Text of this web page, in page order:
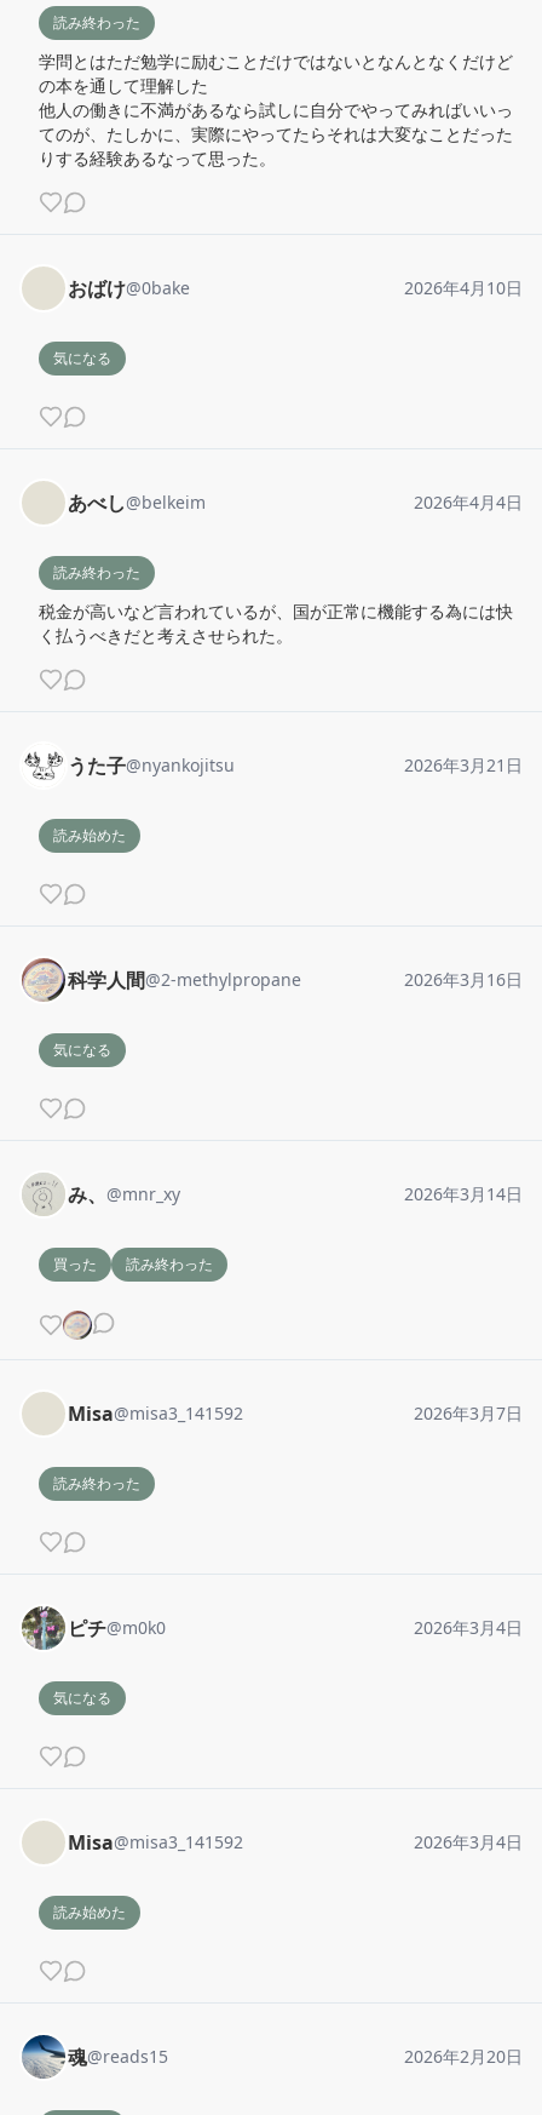
読み終わった
学問とはただ勉学に励むことだけではないとなんとなくだけど
の本を通して理解した
他人の働きに不満があるなら試しに自分でやってみればいいっ
てのが、たしかに、実際にやってたらそれは大変なことだった
りする経験あるなって思った。
おばけ@0bake 2026年4月10日
気になる
あべし@belkeim 2026年4月4日
読み終わった
税金が高いなど言われているが、国が正常に機能する為には快
く払うべきだと考えさせられた。
うた子@nyankojitsu 2026年3月21日
読み始めた
科学人間@2-methylpropane 2026年3月16日
気になる
み、 @mnr_xy 2026年3月14日
買った 読み終わった
Misa@misa3_141592 2026年3月7日
読み終わった
ピチ@m0k0 2026年3月4日
気になる
Misa@misa3_141592 2026年3月4日
読み始めた
魂@reads15 2026年2月20日